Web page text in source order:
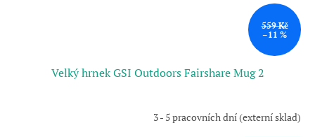
559 Kč
–11 %
Velký hrnek GSI Outdoors Fairshare Mug 2
3 - 5 pracovních dní (externí sklad)